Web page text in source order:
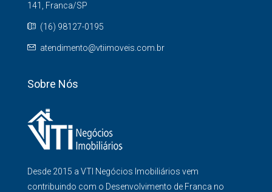
141, Franca/SP
(16) 98127-0195
atendimento@vtiimoveis.com.br
Sobre Nós
Desde 2015 a VTI Negócios Imobiliários vem
contribuindo com o Desenvolvimento de Franca no